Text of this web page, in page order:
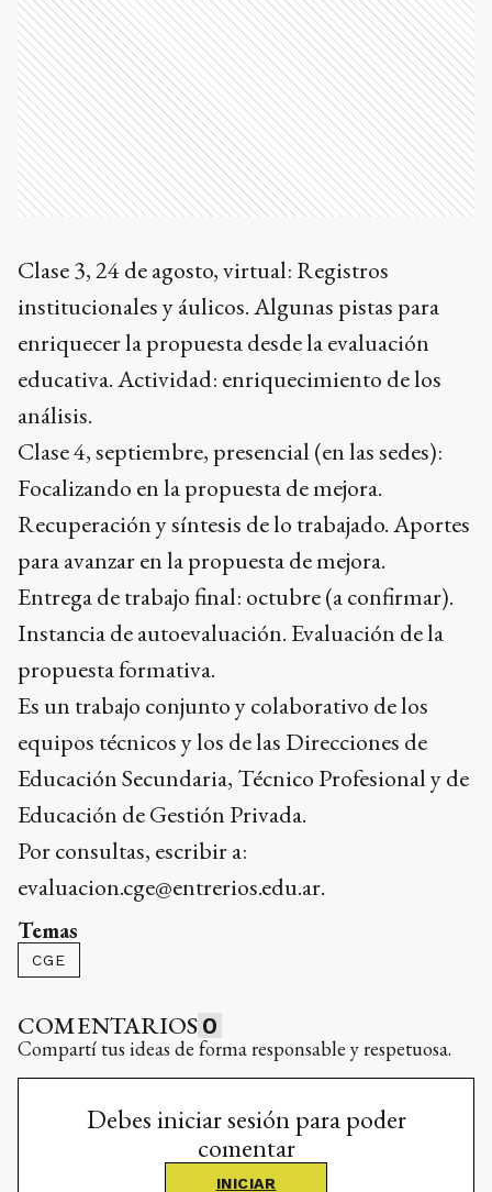
Clase 3, 24 de agosto, virtual: Registros
institucionales y áulicos. Algunas pistas para
enriquecer la propuesta desde la evaluación
educativa. Actividad: enriquecimiento de los
análisis.
Clase 4, septiembre, presencial (en las sedes):
Focalizando en la propuesta de mejora.
Recuperación y síntesis de lo trabajado. Aportes
para avanzar en la propuesta de mejora.
Entrega de trabajo final: octubre (a confirmar).
Instancia de autoevaluación. Evaluación de la
propuesta formativa.
Es un trabajo conjunto y colaborativo de los
equipos técnicos y los de las Direcciones de
Educación Secundaria, Técnico Profesional y de
Educación de Gestión Privada.
Por consultas, escribir a:
evaluacion.cge@entrerios.edu.ar.
Temas
CGE
COMENTARIOS 0
Compartí tus ideas de forma responsable y respetuosa.
Debes iniciar sesión para poder
comentar
INICIAR